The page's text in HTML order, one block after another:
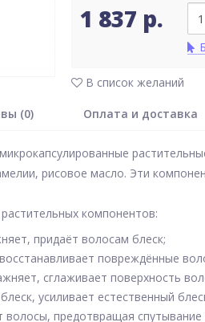
1 837 р.
В список желаний
(0) Оплата и доставка
рисовое масло. Эти
компонентов:
придаёт волосам блеск;
повреждённые
сглаживает поверхность
усиливает естественный
волосы, предотвращая